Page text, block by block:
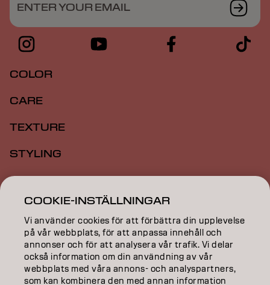
ENTER YOUR EMAIL
COLOR
CARE
TEXTURE
STYLING
INSPIRATION
EDUCATION
ABOUT
SALON FINDER
COOKIE-INSTÄLLNINGAR
Vi använder cookies för att förbättra din upplevelse
på vår webbplats, för att anpassa innehåll och
annonser och för att analysera vår trafik. Vi delar
också information om din användning av vår
webbplats med våra annons- och analyspartners,
som kan kombinera den med annan information